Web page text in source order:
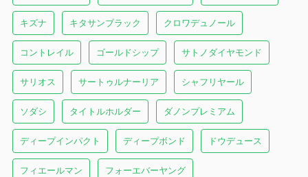
キズナ キタサンブラック クロワデュノール
コントレイル ゴールドシップ サトノダイヤモンド
サリオス サートゥルナーリア シャフリヤール
ソダシ タイトルホルダー ダノンプレミアム
ディープインパクト ディープボンド ドウデュース
フィエールマン フォーエバーヤング